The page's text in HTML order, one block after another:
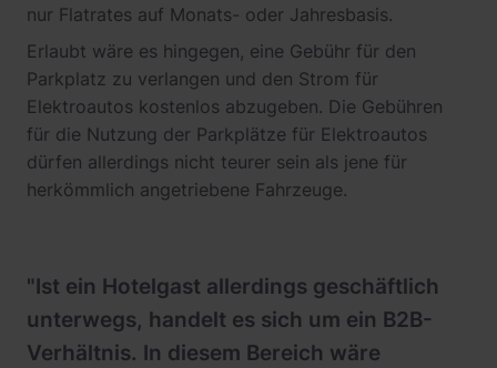
nur Flatrates auf Monats- oder Jahresbasis.
Erlaubt wäre es hingegen, eine Gebühr für den
Parkplatz zu verlangen und den Strom für
Elektroautos kostenlos abzugeben. Die Gebühren
für die Nutzung der Parkplätze für Elektroautos
dürfen allerdings nicht teurer sein als jene für
herkömmlich angetriebene Fahrzeuge.
"Ist ein Hotelgast allerdings geschäftlich
unterwegs, handelt es sich um ein B2B-
Verhältnis. In diesem Bereich wäre